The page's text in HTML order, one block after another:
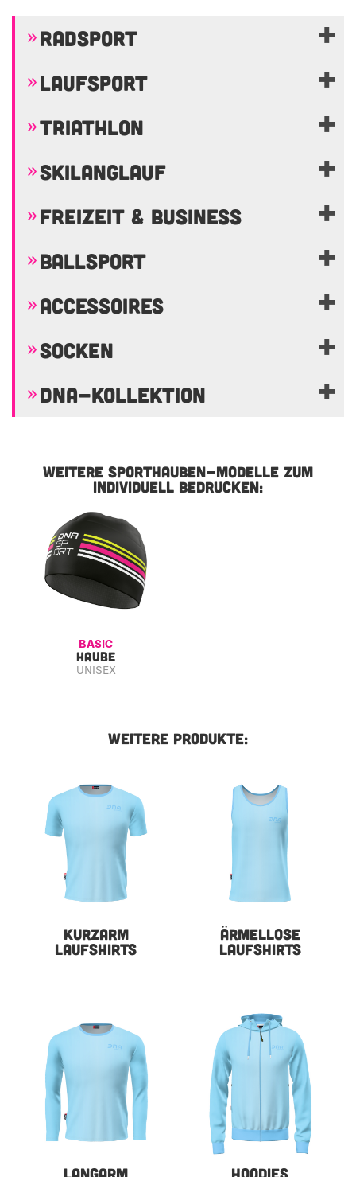
RADSPORT
LAUFSPORT
TRIATHLON
SKILANGLAUF
FREIZEIT & BUSINESS
BALLSPORT
ACCESSOIRES
SOCKEN
DNA-KOLLEKTION
WEITERE SPORTHAUBEN-MODELLE ZUM
INDIVIDUELL BEDRUCKEN:
BASIC
HAUBE
UNISEX
WEITERE PRODUKTE:
KURZARM
LAUFSHIRTS
ÄRMELLOSE
LAUFSHIRTS
LANGARM HOODIES